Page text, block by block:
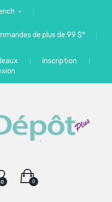
de plus de 99 $*
Inscription
0
0